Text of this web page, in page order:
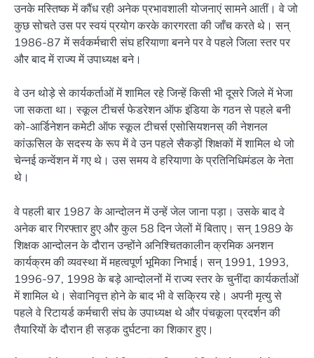
उनके मस्तिष्क में कौंध रही अनेक प्रभावशाली योजनाएं सामने आतीं। वे जो
कुछ सोचते उस पर स्वयं प्रयोग करके कारगरता की जाँच करते थे। सन्
1986-87 में सर्वकर्मचारी संघ हरियाणा बनने पर वे पहले जिला स्तर पर
और बाद में राज्य में उपाध्यक्ष बने।
वे उन थोड़े से कार्यकर्ताओं में शामिल रहे जिन्हें किसी भी दूसरे जिले में भेजा
जा सकता था। स्कूल टीचर्स फेडरेशन ऑफ इंडिया के गठन से पहले बनी
को-आर्डिनेशन कमेटी ऑफ स्कूल टीचर्स एसोसियशनस् की नेशनल
कांऊसिल के सदस्य के रूप में वे उन पहले सैकड़ों शिक्षकों में शामिल थे जो
चेन्नई कन्वेंशन में गए थे। उस समय वे हरियाणा के प्रतिनिधिमंडल के नेता
थे।
वे पहली बार 1987 के आन्दोलन में उन्हें जेल जाना पड़ा। उसके बाद वे
अनेक बार गिरफ्तार हुए और कुल 58 दिन जेलों में बिताए। सन् 1989 के
शिक्षक आन्दोलन के दौरान उन्होंने अनिश्चितकालीन क्रमिक अनशन
कार्यक्रम की व्यवस्था में महत्वपूर्ण भूमिका निभाई। सन् 1991, 1993,
1996-97, 1998 के बड़े आन्दोलनों में राज्य स्तर के चुनींदा कार्यकर्ताओं
में शामिल थे। सेवानिवृत्त होने के बाद भी वे सक्रिय रहे। अपनी मृत्यु से
पहले वे रिटायर्ड कर्मचारी संघ के उपाध्यक्ष थे और पंचकूला प्रदर्शन की
तैयारियों के दौरान ही सड़क दुर्घटना का शिकार हुए।